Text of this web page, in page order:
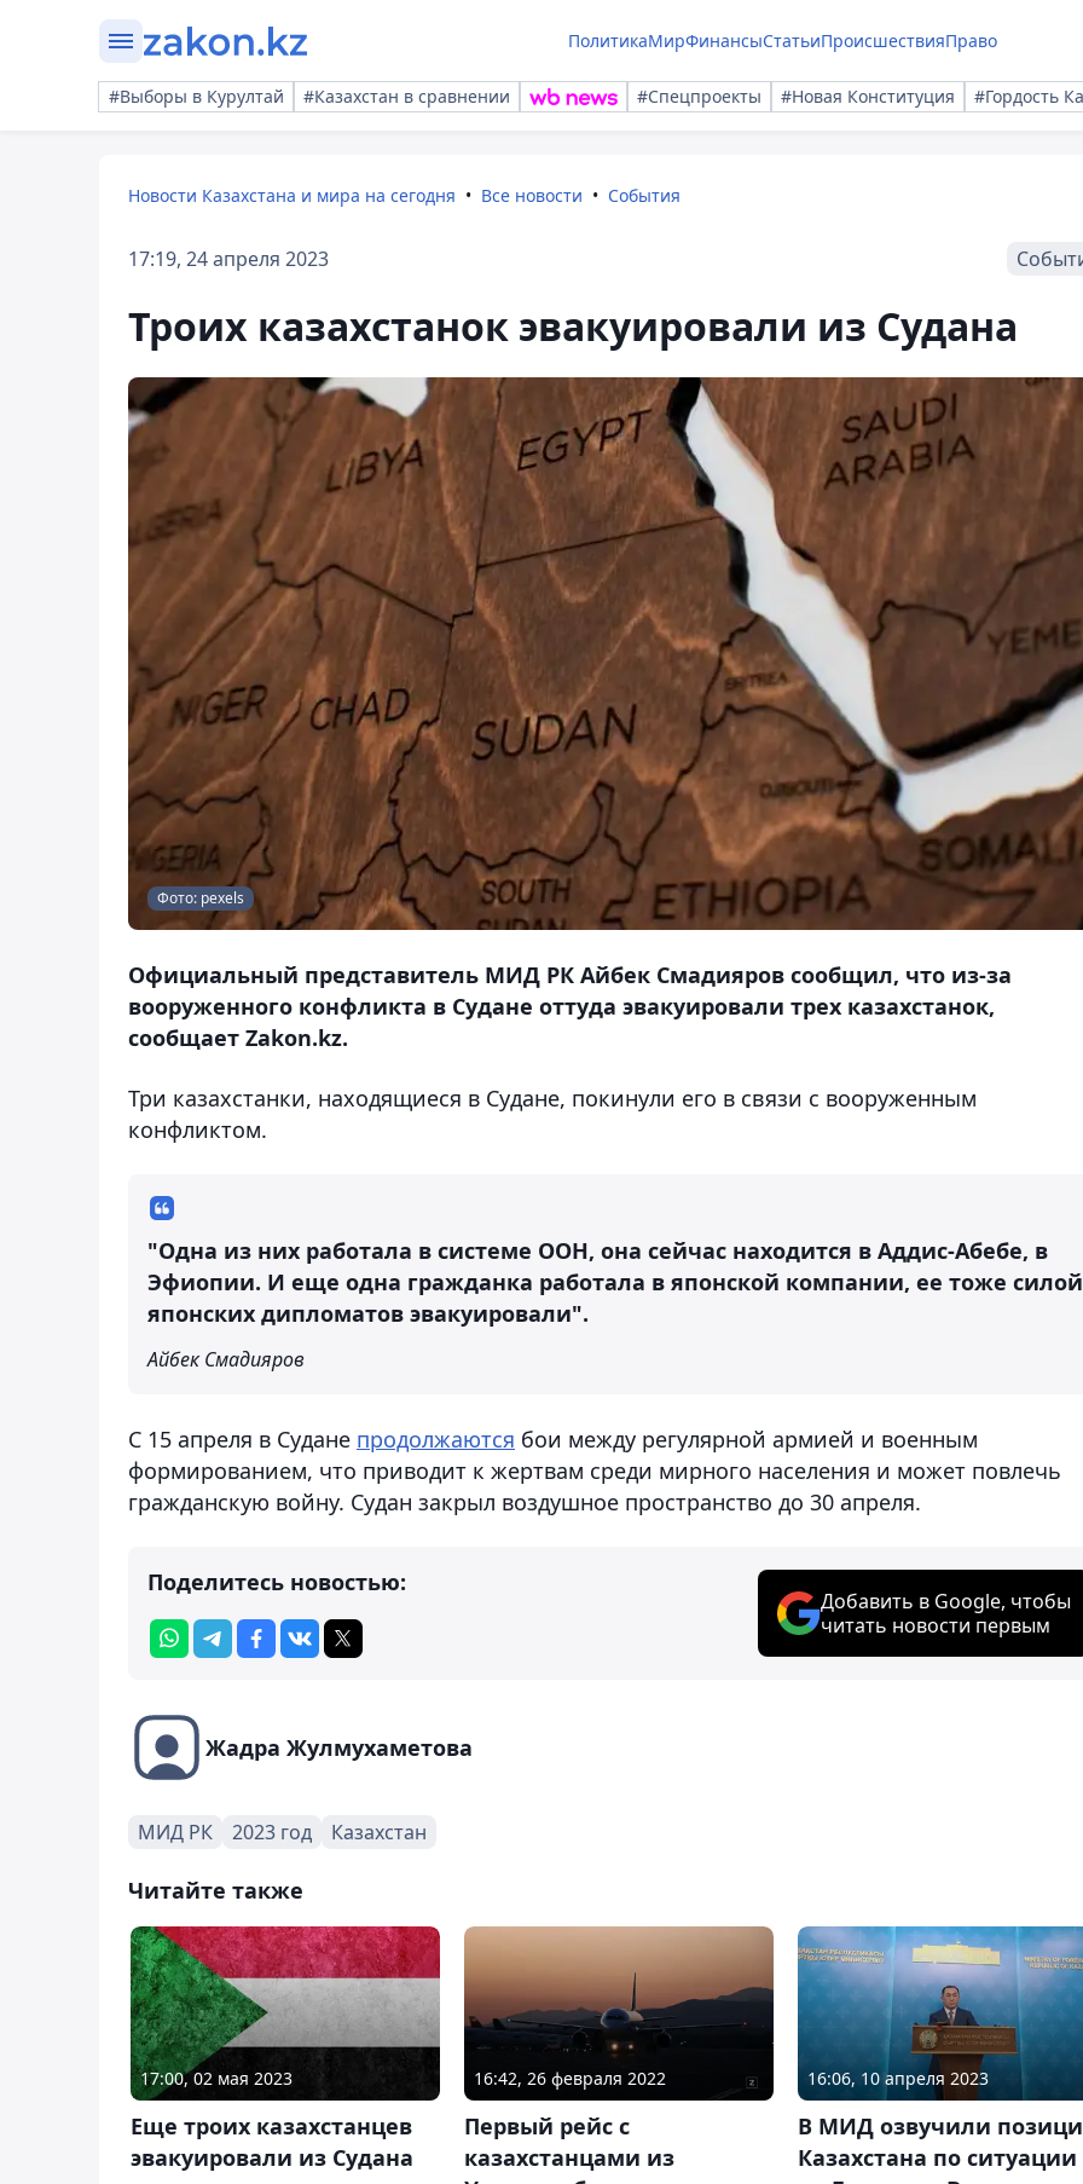
ПолитикаМирФинансыСтатьиПроисшествияПраво
#Выборы в Курултай #Казахстан в сравнении #Спецпроекты #Новая Конституция #Гордость
Новости Казахстана и мира на сегодня Все новости События
17:19, 24 апреля 2023
Троих казахстанок эвакуировали из Судана
Фото: pexels
Официальный представитель МИД РК Айбек Смадияров сообщил, что из-за
вооруженного конфликта в Судане оттуда эвакуировали трех казахстанок,
сообщает Zakon.kz.
Три казахстанки, находящиеся в Судане, покинули его в связи с вооруженным
конфликтом.
"Одна из них работала в системе ООН, она сейчас находится в Аддис-Абебе, в
Эфиопии. И еще одна гражданка работала в японской компании, ее тоже силой
японских дипломатов эвакуировали".
Айбек Смадияров
С 15 апреля в Судане продолжаются бои между регулярной армией и военным
формированием, что приводит к жертвам среди мирного населения и может повлечь
гражданскую войну. Судан закрыл воздушное пространство до 30 апреля.
Поделитесь новостью:
Добавить в Google, чтобы
читать новости первым
Жадра Жулмухаметова
МИД РК 2023 год Казахстан
Читайте также
17:00, 02 мая 2023
Еще троих казахстанцев
эвакуировали из Судана
16:42, 26 февраля 2022
Первый рейс с
казахстанцами из
16:06, 10 апреля 2023
В МИД озвучили
Казахстана по ситуации